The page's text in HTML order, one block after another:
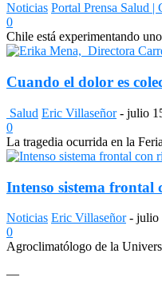
Noticias Portal Prensa Salud
0
Chile está experimentando
Cuando el dolor es
Salud Eric Villaseñor - julio
0
La tragedia ocurrida en la
Intenso sistema frontal
Noticias Eric Villaseñor - julio
0
Agroclimatólogo de la
—